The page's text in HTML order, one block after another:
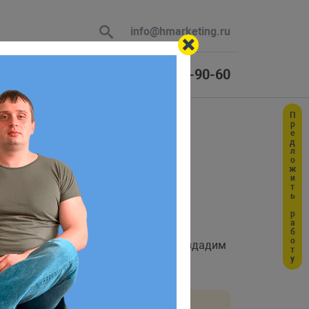
info@hmarketing.ru
+7 (925) 464-90-60
data" и массив
. Итак, создадим
ответ
с учетом
Предложить работу